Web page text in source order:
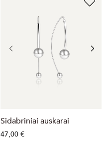
Sidabriniai auskarai
47,00 €